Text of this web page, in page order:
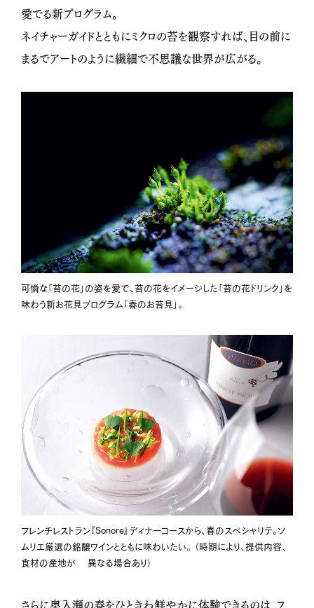
愛でる新プログラム。
ネイチャーガイドとともにミクロの苔を観察すれば、目の前に
まるでアートのように繊細で不思議な世界が広がる。
可憐な「苔の花」の姿を愛で、苔の花をイメージした「苔の花ドリンク」を
味わう新お花見プログラム「春のお苔見」。
フレンチレストラン『Sonore』ディナーコースから、春のスペシャリテ。ソ
ムリエ厳選の銘醸ワインとともに味わいたい。 （時期により、提供内容、
食材の産地が 異なる場合あり）
さらに奥入瀬の春をひときわ鮮やかに体験できるのは、フ